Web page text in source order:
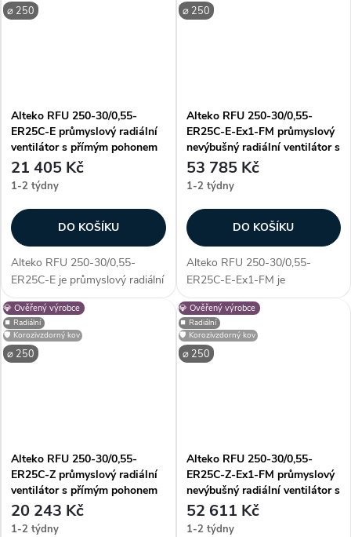
především unikátností
konstrukce - díky...
využití. Vyniká především
unikátností...
⌀ 250
Alteko RFU 250-30/0,55-
ER25C-E průmyslový radiální
ventilátor s přímým pohonem
AC
21 405 Kč
1-2 týdny
DO KOŠÍKU
Alteko RFU 250-30/0,55-
ER25C-E je průmyslový radiální
ventilátor s přímým pohonem
AC, určený pro profesionální
využití. Vyniká především
unikátností konstrukce - díky...
⌀ 250
Alteko RFU 250-30/0,55-
ER25C-E-Ex1-FM průmyslový
nevýbušný radiální ventilátor s
přímým pohonem AC
53 785 Kč
1-2 týdny
DO KOŠÍKU
Alteko RFU 250-30/0,55-
ER25C-E-Ex1-FM je
průmyslový nevýbušný radiální
ventilátor s přímým pohonem
AC, určený pro profesionální
využití. Vyniká především
unikátností konstrukce...
💎 Ověřený výrobce
⌀ 250
⏹️ Radiální
🛡️ Korozivzdorný kov
Alteko RFU 250-30/0,55-
ER25C-Z průmyslový radiální
ventilátor s přímým pohonem
AC
20 243 Kč
1-2 týdny
💎 Ověřený výrobce
⌀ 250
⏹️ Radiální
🛡️ Korozivzdorný kov
Alteko RFU 250-30/0,55-
ER25C-Z-Ex1-FM průmyslový
nevýbušný radiální ventilátor s
přímým pohonem AC
52 611 Kč
1-2 týdny